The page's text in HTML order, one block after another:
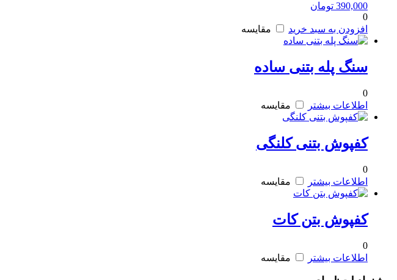
390,000 تومان
0
افزودن به سبد خرید
مقایسه
سنگ پله بتنی ساده
0
اطلاعات بیشتر
مقایسه
کفپوش بتنی کلنگی
0
اطلاعات بیشتر
مقایسه
کفپوش بتن کات
0
اطلاعات بیشتر
مقایسه